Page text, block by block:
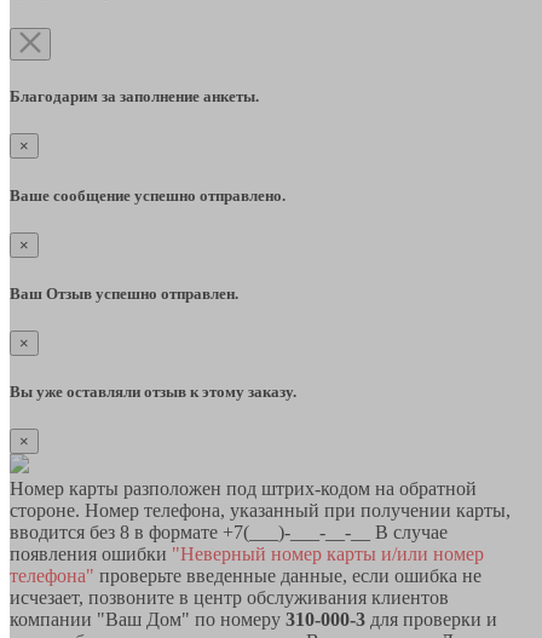
Благодарим за заполнение анкеты.
×
Ваше сообщение успешно отправлено.
×
Ваш Отзыв успешно отправлен.
×
Вы уже оставляли отзыв к этому заказу.
×
Номер карты разположен под штрих-кодом на обратной
стороне. Номер телефона, указанный при получении карты,
вводится без 8 в формате +7(___)-___-__-__ В случае
появления ошибки "Неверный номер карты и/или номер
телефона" проверьте введенные данные, если ошибка не
исчезает, позвоните в центр обслуживания клиентов
компании "Ваш Дом" по номеру 310-000-3 для проверки и